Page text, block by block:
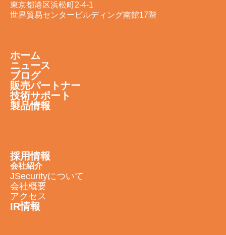
東京都港区浜松町2-4-1
世界貿易センタービルディング南館17階
ホーム
ニュース
ブログ
販売パートナー
技術サポート
製品情報
採用情報
会社紹介
JSecurityについて
会社概要
アクセス
IR情報